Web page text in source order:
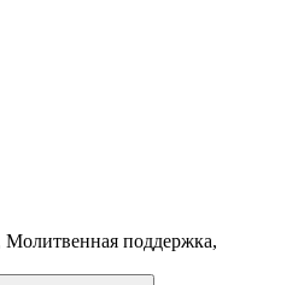
поддержка,